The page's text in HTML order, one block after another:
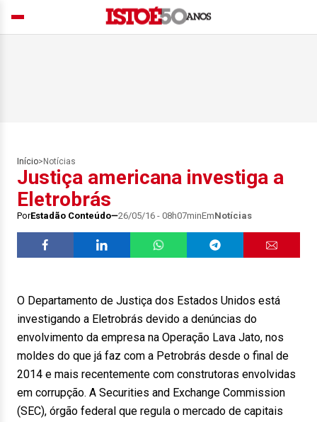
Início> Notícias
Justiça americana investiga a
Eletrobrás
PorEstadão Conteúdo 26/05/16 - 08h07minEmNotícias
O Departamento de Justiça dos Estados Unidos está
investigando a Eletrobrás devido a denúncias do
envolvimento da empresa na Operação Lava Jato, nos
moldes do que já faz com a Petrobrás desde o final de
2014 e mais recentemente com construtoras envolvidas
em corrupção. A Securities and Exchange Commission
(SEC), órgão federal que regula o mercado de capitais